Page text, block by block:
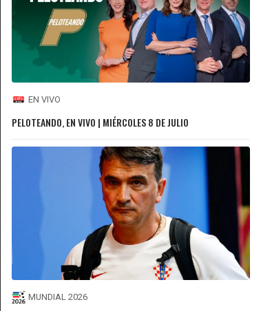
EN VIVO
PELOTEANDO, EN VIVO | MIÉRCOLES 8 DE JULIO
MUNDIAL 2026